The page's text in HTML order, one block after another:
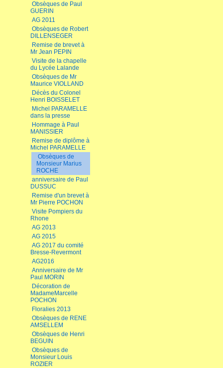
Obsèques de Paul
GUERIN
AG 2011
Obsèques de Robert
DILLENSEGER
Remise de brevet à
Mr Jean PEPIN
Visite de la chapelle
du Lycée Lalande
Obsèques de Mr
Maurice VIOLLAND
Décès du Colonel
Henri BOISSELET
Michel PARAMELLE
dans la presse
Hommage à Paul
MANISSIER
Remise de diplôme à
Michel PARAMELLE
Obsèques de
Monsieur Marius
ROCHE
anniversaire de Paul
DUSSUC
Remise d'un brevet à
Mr Pierre POCHON
Visite Pompiers du
Rhone
AG 2013
AG 2015
AG 2017 du comité
Bresse-Revermont
AG2016
Anniversaire de Mr
Paul MORIN
Décoration de
MadameMarcelle
POCHON
Floralies 2013
Obsèques de RENE
AMSELLEM
Obsèques de Henri
BEGUIN
Obsèques de
Monsieur Louis
ROZIER